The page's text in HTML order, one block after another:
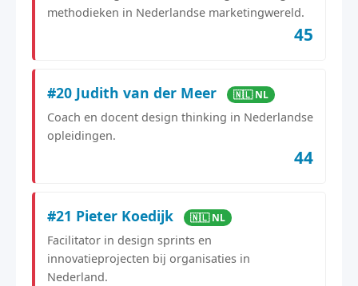
methodieken in Nederlandse marketingwereld.
45
#20 Judith van der Meer 🇳🇱 NL
Coach en docent design thinking in Nederlandse
opleidingen.
44
#21 Pieter Koedijk 🇳🇱 NL
Facilitator in design sprints en
innovatieprojecten bij organisaties in
Nederland.